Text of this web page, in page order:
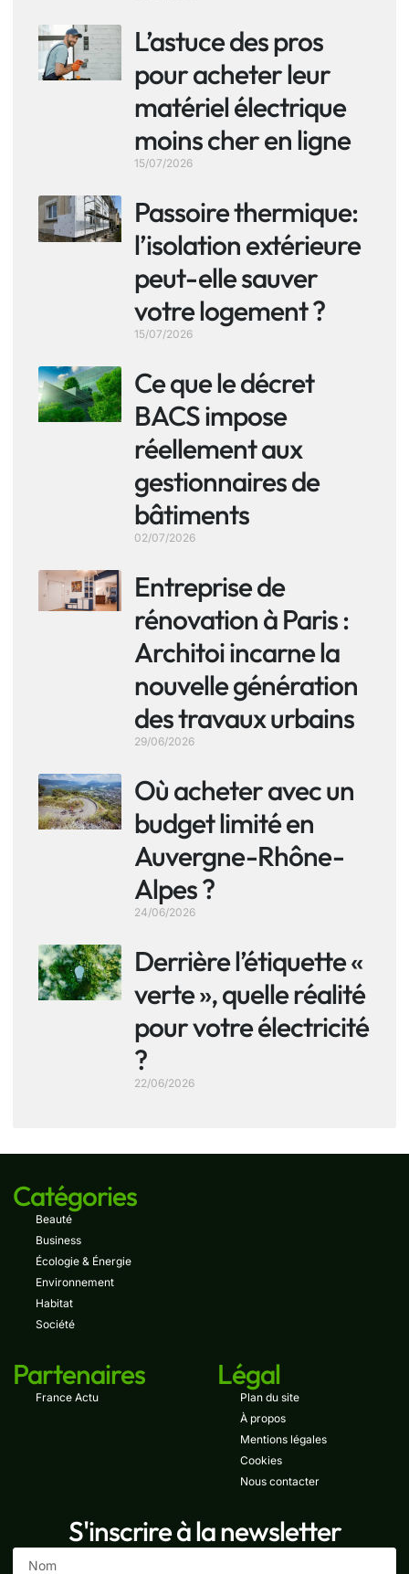
L’astuce des pros
pour acheter leur
matériel électrique
moins cher en ligne
15/07/2026
Passoire thermique:
l’isolation extérieure
peut-elle sauver
votre logement ?
15/07/2026
Ce que le décret
BACS impose
réellement aux
gestionnaires de
bâtiments
02/07/2026
Entreprise de
rénovation à Paris :
Architoi incarne la
nouvelle génération
des travaux urbains
29/06/2026
Où acheter avec un
budget limité en
Auvergne-Rhône-
Alpes ?
24/06/2026
Derrière l’étiquette «
verte », quelle réalité
pour votre électricité
?
22/06/2026
Catégories
Beauté
Business
Écologie & Énergie
Environnement
Habitat
Société
Partenaires
France Actu
Légal
Plan du site
À propos
Mentions légales
Cookies
Nous contacter
S'inscrire à la newsletter